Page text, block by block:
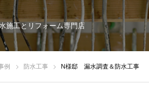
施工とリフォーム専門店
例 防水工事 N様邸 漏水調査＆防水工事